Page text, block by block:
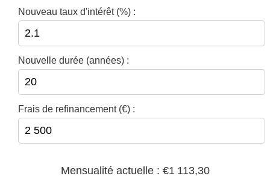
Nouveau taux d'intérêt (%) :
Nouvelle durée (années) :
Frais de refinancement (€) :
Mensualité actuelle : €1 113,30